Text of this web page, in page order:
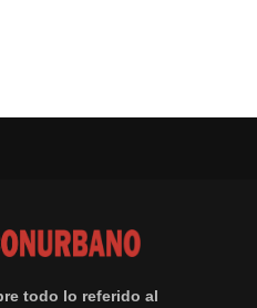
todo lo referido al